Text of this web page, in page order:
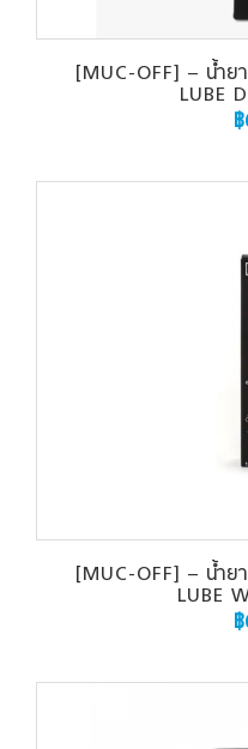
[MUC-OFF] – น้ำย
LUBE
฿
[MUC-OFF] – น้ำย
LUBE
฿